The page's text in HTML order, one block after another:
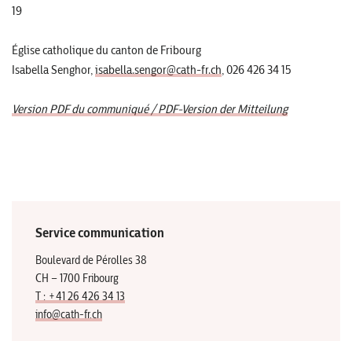
19
Église catholique du canton de Fribourg
Isabella Senghor, isabella.sengor@cath-fr.ch , 026 426 34 15
Version PDF du communiqué / PDF-Version der Mitteilung
Service communication
Boulevard de Pérolles 38
CH – 1700 Fribourg
T : +41 26 426 34 13
info@cath-fr.ch